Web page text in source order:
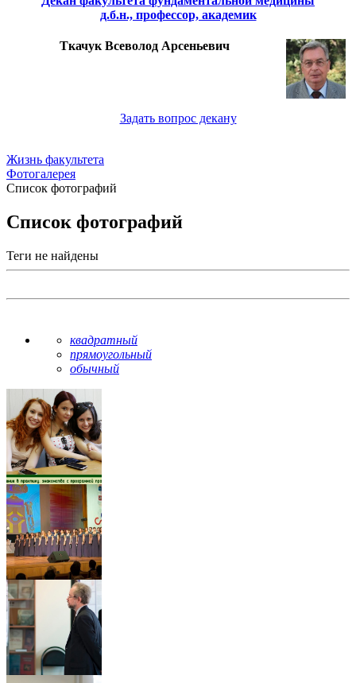
д.б.н., профессор, академик
Ткачук Всеволод Арсеньевич
Задать вопрос декану
Жизнь факультета
Фотогалерея
Список фотографий
Список фотографий
Теги не найдены
квадратный
прямоугольный
обычный